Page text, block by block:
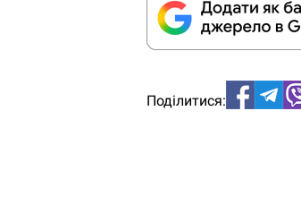
Поділитися: